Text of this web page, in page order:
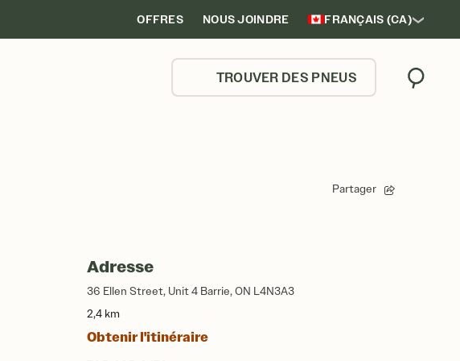
OFFRES NOUS JOINDRE FRANÇAIS (CA)
TROUVER DES PNEUS Trouver
Partager
Adresse
36 Ellen Street, Unit 4 Barrie, ON L4N3A3
2,4 km
Obtenir l'itinéraire